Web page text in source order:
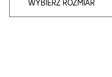
WYBIERZ ROZMIAR